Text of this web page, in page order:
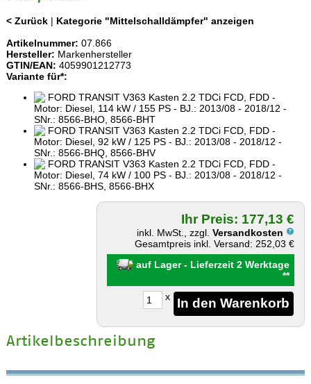
< Zurück| Kategorie "Mittelschalldämpfer" anzeigen
Artikelnummer: 07.866
Hersteller: Markenhersteller
GTIN/EAN: 4059901212773
Variante für*:
FORD TRANSIT V363 Kasten 2.2 TDCi FCD, FDD -
Motor: Diesel, 114 kW / 155 PS - BJ.: 2013/08 - 2018/12 -
SNr.: 8566-BHO, 8566-BHT
FORD TRANSIT V363 Kasten 2.2 TDCi FCD, FDD -
Motor: Diesel, 92 kW / 125 PS - BJ.: 2013/08 - 2018/12 -
SNr.: 8566-BHQ, 8566-BHV
FORD TRANSIT V363 Kasten 2.2 TDCi FCD, FDD -
Motor: Diesel, 74 kW / 100 PS - BJ.: 2013/08 - 2018/12 -
SNr.: 8566-BHS, 8566-BHX
Ihr Preis: 177,13 €
inkl. MwSt., zzgl.Versandkosten
Gesamtpreis inkl. Versand: 252,03 €
auf Lager - Lieferzeit 2 Werktage
**
x
Artikelbeschreibung